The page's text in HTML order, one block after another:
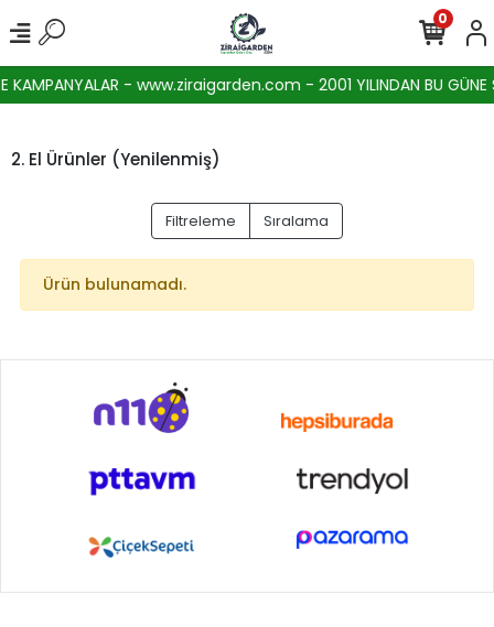
KAMPANYALAR - www.ziraigarden.com - 2001 YILINDAN BU GÜNE
0
2. El Ürünler (Yenilenmiş)
Filtreleme Sıralama
Ürün bulunamadı.